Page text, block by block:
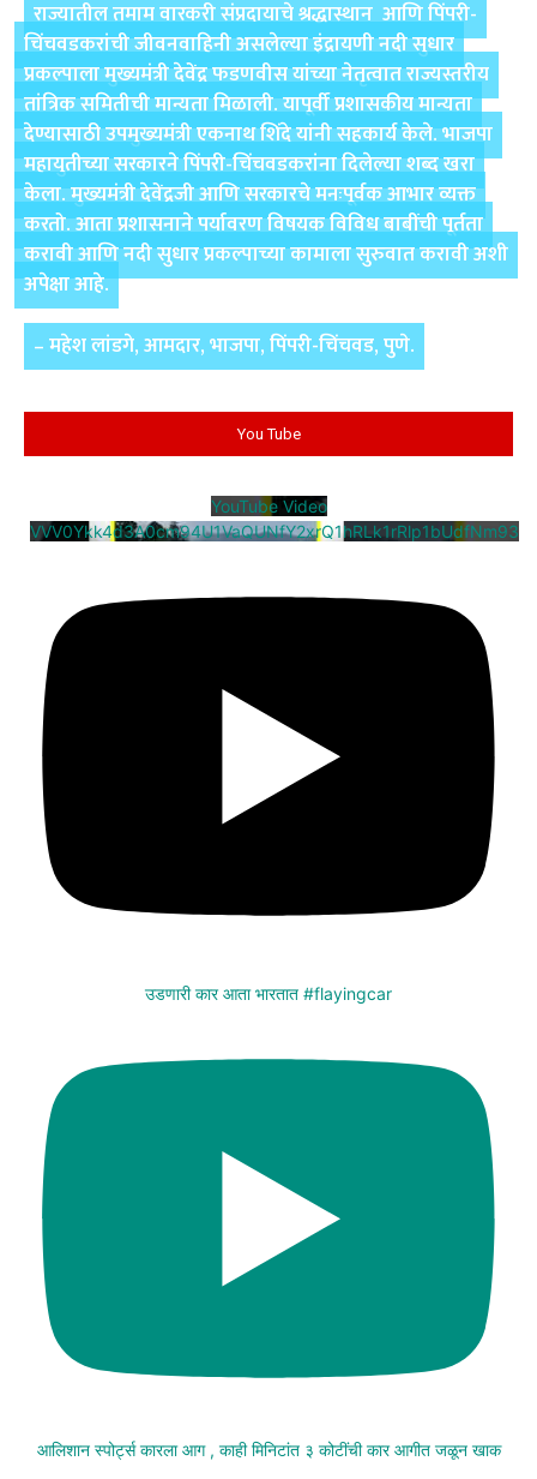
राज्यातील तमाम वारकरी संप्रदायाचे श्रद्धास्थान आणि पिंपरी-
चिंचवडकरांची जीवनवाहिनी असलेल्या इंद्रायणी नदी सुधार
प्रकल्पाला मुख्यमंत्री देवेंद्र फडणवीस यांच्या नेतृत्वात राज्यस्तरीय
तांत्रिक समितीची मान्यता मिळाली. यापूर्वी प्रशासकीय मान्यता
देण्यासाठी उपमुख्यमंत्री एकनाथ शिंदे यांनी सहकार्य केले. भाजपा
महायुतीच्या सरकारने पिंपरी-चिंचवडकरांना दिलेल्या शब्द खरा
केला. मुख्यमंत्री देवेंद्रजी आणि सरकारचे मनःपूर्वक आभार व्यक्त
करतो. आता प्रशासनाने पर्यावरण विषयक विविध बाबींची पूर्तता
करावी आणि नदी सुधार प्रकल्पाच्या कामाला सुरुवात करावी अशी
अपेक्षा आहे.
– महेश लांडगे, आमदार, भाजपा, पिंपरी-चिंचवड, पुणे.
You Tube
YouTube Video
VVV0Ykk4d3A0cm94U1VaQUNfY2xrQ1hRLk1rRlp1bUdfNm93
उडणारी कार आता भारतात #flayingcar
आलिशान स्पोर्ट्स कारला आग , काही मिनिटांत ३ कोटींची कार आगीत जळून खाक